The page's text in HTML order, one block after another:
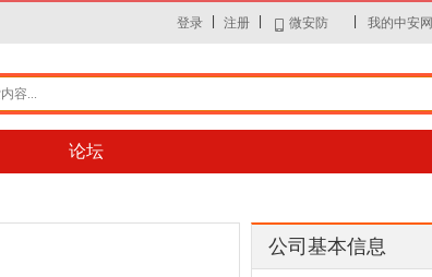
登录 注册 微安防 我的中安网
论坛
公司基本信息